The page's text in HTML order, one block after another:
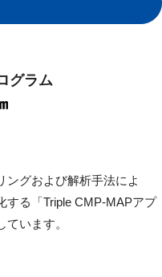
グラム
ングおよび解析手法によ
する「Triple CMP-MAPアプ
います。